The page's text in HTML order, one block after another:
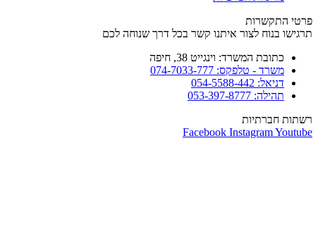
פרטי התקשרות
תרגישו בנוח לצור איתנו קשר בכל דרך שנוחה לכם
כתובת המשרד: וינגייט 38, חיפה
משרד - טלפקס: 074-7033-777
דניאל: 054-5588-442
תהילה: 053-397-8777
רשתות חברתיות
Facebook InstagramYoutube